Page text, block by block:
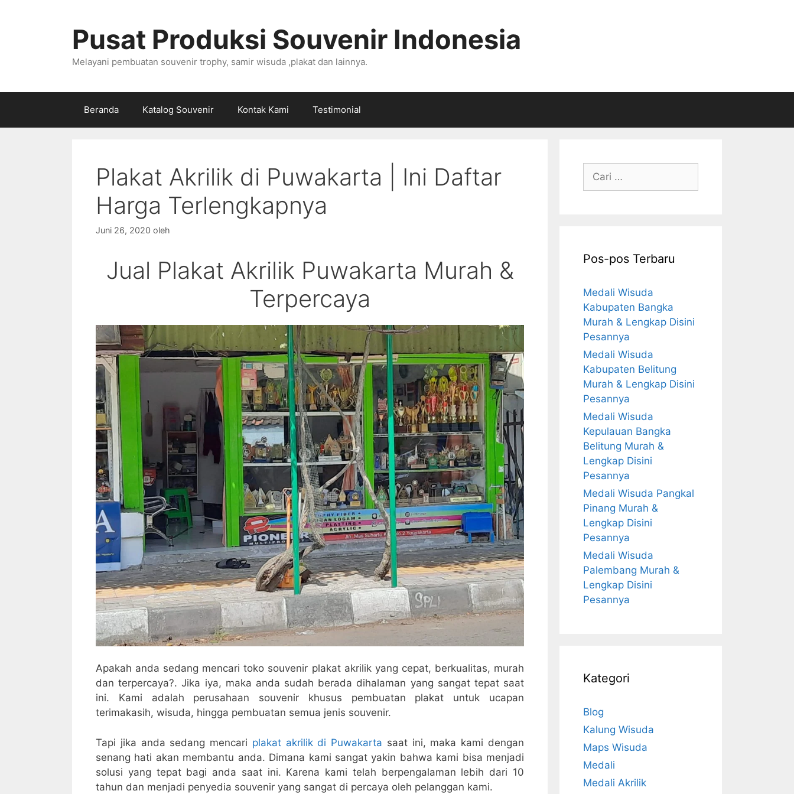
Pusat Produksi Souvenir Indonesia
Melayani pembuatan souvenir trophy, samir wisuda ,plakat dan lainnya.
Beranda Katalog Souvenir Kontak Kami Testimonial
Plakat Akrilik di Puwakarta | Ini Daftar
Harga Terlengkapnya
Juni 26, 2020 oleh
Jual Plakat Akrilik Puwakarta Murah &
Terpercaya
Apakah anda sedang mencari toko souvenir plakat akrilik yang cepat, berkualitas, murah
dan terpercaya?. Jika iya, maka anda sudah berada dihalaman yang sangat tepat saat
ini. Kami adalah perusahaan souvenir khusus pembuatan plakat untuk ucapan
terimakasih, wisuda, hingga pembuatan semua jenis souvenir.
Tapi jika anda sedang mencari plakat akrilik di Puwakarta saat ini, maka kami dengan
senang hati akan membantu anda. Dimana kami sangat yakin bahwa kami bisa menjadi
solusi yang tepat bagi anda saat ini. Karena kami telah berpengalaman lebih dari 10
tahun dan menjadi penyedia souvenir yang sangat di percaya oleh pelanggan kami.
Cari
Pos-pos Terbaru
Medali Wisuda
Kabupaten Bangka
Murah & Lengkap Disini
Pesannya
Medali Wisuda
Kabupaten Belitung
Murah & Lengkap Disini
Pesannya
Medali Wisuda
Kepulauan Bangka
Belitung Murah &
Lengkap Disini
Pesannya
Medali Wisuda Pangkal
Pinang Murah &
Lengkap Disini
Pesannya
Medali Wisuda
Palembang Murah &
Lengkap Disini
Pesannya
Kategori
Blog
Kalung Wisuda
Maps Wisuda
Medali
Medali Akrilik